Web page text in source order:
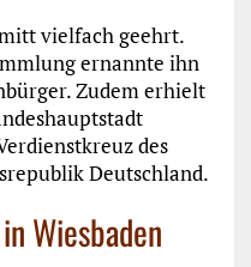
vielfach geehrt.
ernannte ihn
Zudem erhielt
des
Deutschland.
Wiesbaden